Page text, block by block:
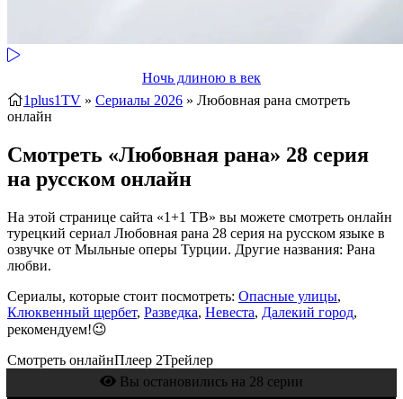
Ночь длиною в век
1plus1TV » Сериалы 2026 » Любовная рана смотреть
онлайн
Смотреть «Любовная рана» 28 серия
на русском онлайн
На этой странице сайта «1+1 ТВ» вы можете смотреть онлайн
турецкий сериал Любовная рана 28 серия на русском языке в
озвучке от Мыльные оперы Турции. Другие названия: Рана
любви.
Сериалы, которые стоит посмотреть: Опасные улицы,
Клюквенный щербет, Разведка, Невеста, Далекий город,
рекомендуем!😉
Смотреть онлайнПлеер 2Трейлер
Вы остановились на 28 серии